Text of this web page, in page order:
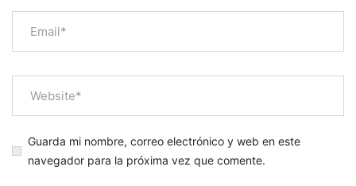
Guarda mi nombre, correo electrónico y web en este
navegador para la próxima vez que comente.